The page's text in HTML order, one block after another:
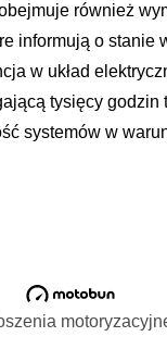
również
informują o stanie
w układ
tysięcy godzin
systemów w